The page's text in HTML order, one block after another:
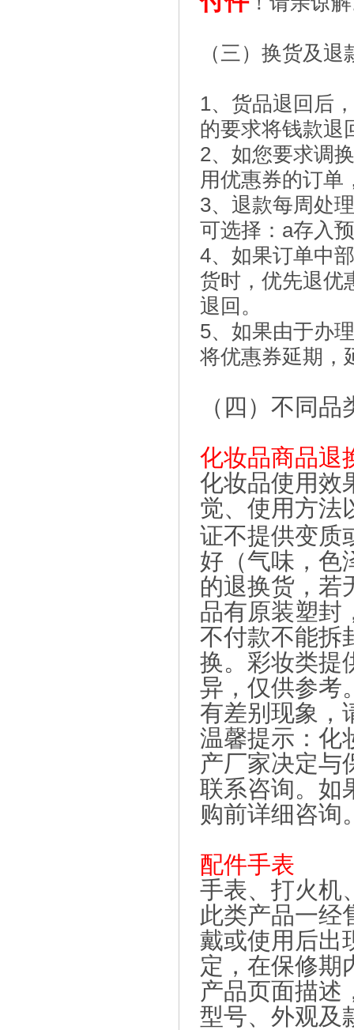
（三）换货及
1、货品退回后
的要求将钱款退
2、如您要求调
用优惠券的订单
3、退款每周处
可选择：a存入
4、如果订单中
货时，优先退优
退回。
5、如果由于办
将优惠券延期，
（四）不同
化妆品商品退
化妆品使用效
觉、使用方法
证不提供变质
好（气味，色
的退换货，若
品有原装塑封
不付款不能拆
换。彩妆类提
异，仅供参考
有差别现象，
温馨提示：化
产厂家决定与
联系咨询。如
购前详细咨询
配件手表
手表、打火机
此类产品一经
戴或使用后出
定，在保修期
产品页面描述
型号、外观及